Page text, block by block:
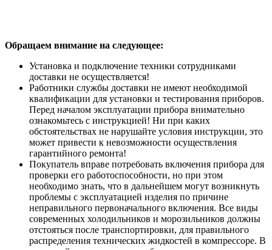
Обращаем внимание на следующее:
Установка и подключение техники сотрудниками
доставки не осуществляется!
Работники службы доставки не имеют необходимой
квалификации для установки и тестирования приборов.
Перед началом эксплуатации прибора внимательно
ознакомьтесь с инструкцией! Ни при каких
обстоятельствах не нарушайте условия инструкции, это
может привести к невозможности осуществления
гарантийного ремонта!
Покупатель вправе потребовать включения прибора для
проверки его работоспособности, но при этом
необходимо знать, что в дальнейшем могут возникнуть
проблемы с эксплуатацией изделия по причине
неправильного первоначального включения. Все виды
современных холодильников и морозильников должны
отстояться после транспортировки, для правильного
распределения технических жидкостей в компрессоре. В